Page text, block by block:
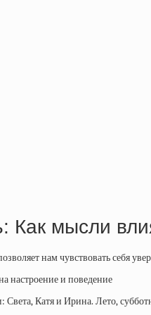
Как мысли
нам чувствовать себя
Катя и Ирина. Лето,